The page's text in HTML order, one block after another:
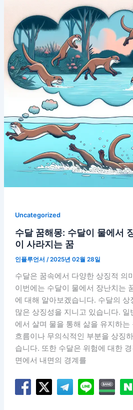
Uncategorized
수달 꿈해몽: 수달이 물에서
이 사라지는 꿈
인플루언서 /2025년 02월 28일
수달은 꿈속에서 다양한 상징적 의
이번에는 수달이 물에서 장난치는
에 대해 알아보겠습니다. 수달의 상
많은 상징성을 지니고 있습니다.
에서 살며 물을 통해 삶을 유지하는
흐름이나 무의식적인 부분을 상징
습니다. 또한 수달은 위험에 대한
면에서 내면의 경계를